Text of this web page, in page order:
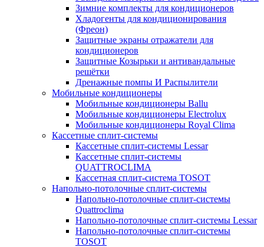
Зимние комплекты для кондиционеров
Хладогенты для кондиционирования
(Фреон)
Защитные экраны отражатели для
кондиционеров
Защитные Козырьки и антивандальные
решётки
Дренажные помпы И Распылители
Мобильные кондиционеры
Мобильные кондиционеры Ballu
Мобильные кондиционеры Electrolux
Мобильные кондиционеры Royal Clima
Кассетные сплит-системы
Кассетные сплит-системы Lessar
Кассетные сплит-системы
QUATTROCLIMA
Кассетная сплит-система TOSOT
Напольно-потолочные сплит-системы
Напольно-потолочные сплит-системы
Quattroclima
Напольно-потолочные сплит-системы Lessar
Напольно-потолочные сплит-системы
TOSOT